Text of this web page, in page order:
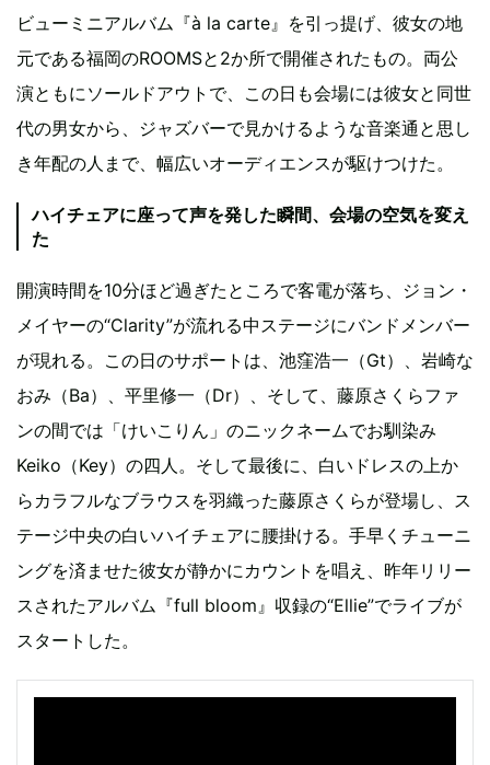
ビューミニアルバム『à la carte』を引っ提げ、彼女の地
元である福岡のROOMSと2か所で開催されたもの。両公
演ともにソールドアウトで、この日も会場には彼女と同世
代の男女から、ジャズバーで見かけるような音楽通と思し
き年配の人まで、幅広いオーディエンスが駆けつけた。
ハイチェアに座って声を発した瞬間、会場の空気を変え
た
開演時間を10分ほど過ぎたところで客電が落ち、ジョン・
メイヤーの“Clarity”が流れる中ステージにバンドメンバー
が現れる。この日のサポートは、池窪浩一（Gt）、岩崎な
おみ（Ba）、平里修一（Dr）、そして、藤原さくらファ
ンの間では「けいこりん」のニックネームでお馴染み
Keiko（Key）の四人。そして最後に、白いドレスの上か
らカラフルなブラウスを羽織った藤原さくらが登場し、ス
テージ中央の白いハイチェアに腰掛ける。手早くチューニ
ングを済ませた彼女が静かにカウントを唱え、昨年リリー
スされたアルバム『full bloom』収録の“Ellie”でライブが
スタートした。